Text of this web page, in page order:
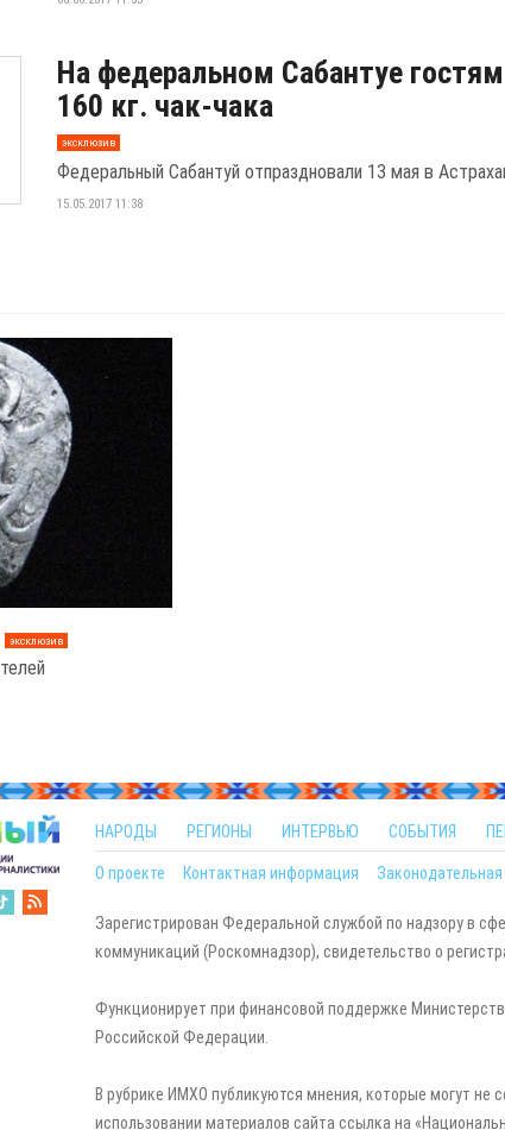
На федеральном Сабантуе
160 кг. чак-чака
эксклюзив
Федеральный Сабантуй отпраздновали 13 мая в
15.05.2017 11:38
эксклюзив
НАРОДЫ РЕГИОНЫ ИНТЕРВЬЮ СОБЫТИЯ
О проекте Контактная информация Законодательная
Зарегистрирован Федеральной службой по надзору в
коммуникаций (Роскомнадзор), свидетельство о
Функционирует при финансовой поддержке
Российской Федерации.
В рубрике ИМХО публикуются мнения, которые могут не
использовании материалов сайта ссылка на